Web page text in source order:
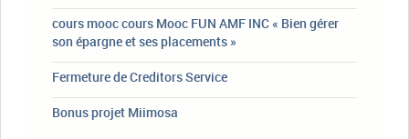
cours mooc cours Mooc FUN AMF INC « Bien gérer
son épargne et ses placements »
Fermeture de Creditors Service
Bonus projet Miimosa